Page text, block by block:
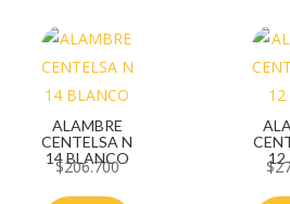
ALAMBRE
CENTELSA N
14 BLANCO
$206.700
12
$